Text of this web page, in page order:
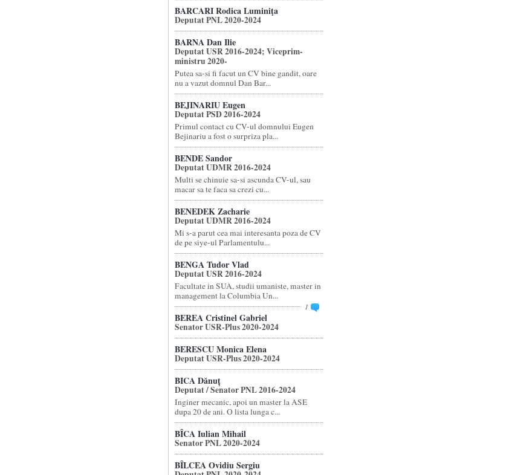
BARCARI Rodica Luminiţa
Deputat PNL 2020-2024
BARNA Dan Ilie
Deputat USR 2016-2024; Viceprim-
ministru 2020-
Putea sa-si fi facut un CV bine gandit, oare
nu a vazut domnul Dan Bar...
BEJINARIU Eugen
Deputat PSD 2016-2024
Primul contact cu CV-ul domnului Eugen
Bejinariu a fost o surpriza pla...
BENDE Sandor
Deputat UDMR 2016-2024
Multi se chinuie sa-si ascunda CV-ul, sau
macar sa te faca sa crezi cu...
BENEDEK Zacharie
Deputat UDMR 2016-2024
Mi s-a parut cea mai interesanta poza de CV
de pe siye-ul Parlamentulu...
BENGA Tudor Vlad
Deputat USR 2016-2024
Facultate in SUA, studii umaniste, master in
management la Columbia Un...
1
BEREA Cristinel Gabriel
Senator USR-Plus 2020-2024
BERESCU Monica Elena
Deputat USR-Plus 2020-2024
BICA Dănuț
Deputat / Senator PNL 2016-2024
Inginer mecanic, apoi un master la ASE
dupa 20 de ani. O lista lunga c...
BÎCA Iulian Mihail
Senator PNL 2020-2024
BÎLCEA Ovidiu Sergiu